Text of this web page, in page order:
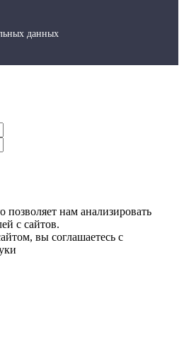
данных
нам анализировать
с сайтов.
вы соглашаетесь с